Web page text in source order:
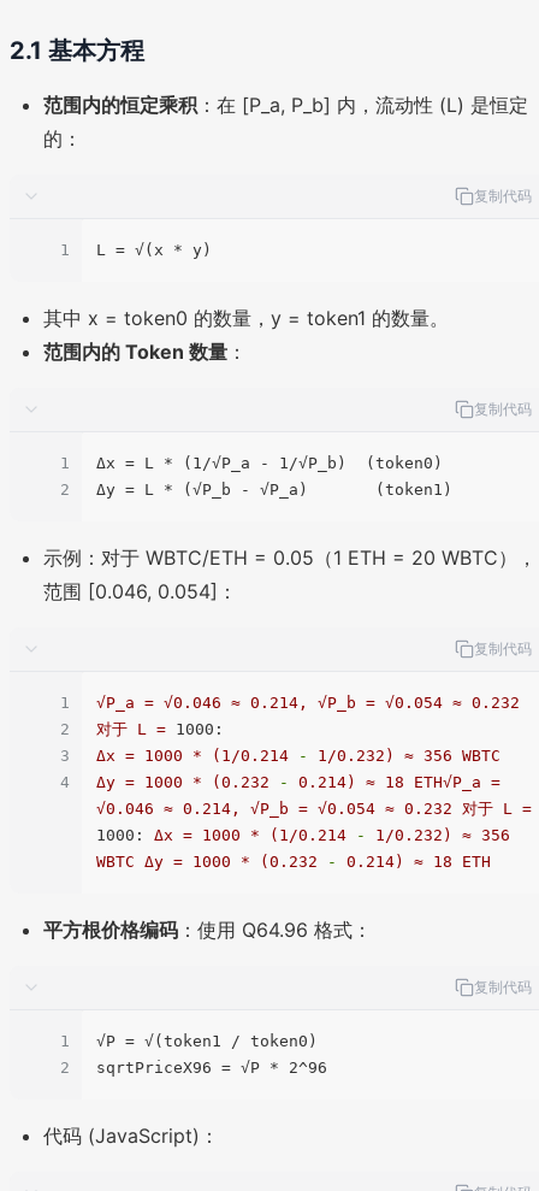
2.1 基本方程
范围内的恒定乘积 ：在 [P_a, P_b] 内，流动性 (L) 是恒定
的：
复制代码
1 L
其中 x = token0 的数量，y = token1 的数量。
范围内的 Token 数量 ：
复制代码
1
2
Δx = L * (1/√P_a - 1/√P_b)  (token0)
示例：对于 WBTC/ETH = 0.05（1 ETH = 20 WBTC），
范围 [0.046, 0.054]：
复制代码
1
2
3
4
√P_a = √0.046 ≈ 0.214 , √P_b = √0.054 ≈ 0.232
对于 L = 1000:
Δx = 1000 * (1/0.214 - 1 /0.232) ≈ 356 WBTC
Δy = 1000 * (0.232 - 0.214) ≈ 18 ETH√P_a =
√0.046 ≈ 0.214 , √P_b = √0.054 ≈ 0.232 对于 L
=
1000:
Δx = 1000 * (1/0.214 - 1 /0.232) ≈ 356
WBTC Δy = 1000 * (0.232 - 0.214) ≈ 18 ETH
平方根价格编码 ：使用 Q64.96 格式：
复制代码
1
2
√P = √(token1 / token0)
代码 (JavaScript)：